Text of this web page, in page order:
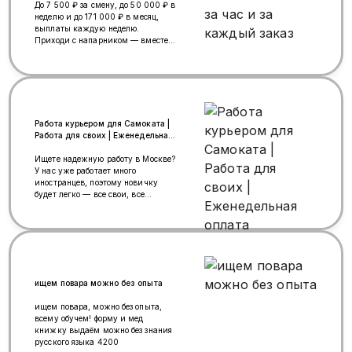
👤 Требования: ответственность,
аккуратность, командная работа 🤝
📲 НЕ ОТКЛАДЫВАЙ — ПИШИ
СЕЙЧАС: 📞 8 915 087 56 74
До 7 500 ₽ за смену, до 50 000 ₽ в
неделю и до 171 000 ₽ в месяц,
выплаты каждую неделю.
Приходи с напарником — вместе
иностранных коллег 18+.
форма и велосипед, малый регион
доставки 1–3 км, ✅Быстрое
с мед книжкой и
инструктируемым. Просто звони 8
968 647 58 18 — объясним
условия простым языком и
Работа курьером для Самоката |
Работа для своих | Еженедельная
Ищете надежную работу в Москве?
У нас уже работает много
иностранцев, поэтому новичку
будет легко — все свои, все
подработку курьером. От 4 200 ₽
график от 2 часов в день, можно
с другом и получи 10 000 ₽ 📞
Просто позвони: 8 968 647 58 18
— понятными словами простые
формулировки и подскажем, что
ищем повара можно без опыта
ищем повара, можно без опыта,
всему обучем! форму и мед
книжку выдаём можно без знания
русского языка 4200